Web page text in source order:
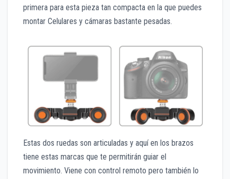
primera para esta pieza tan compacta en la que puedes
montar Celulares y cámaras bastante pesadas.
Estas dos ruedas son articuladas y aquí en los brazos
tiene estas marcas que te permitirán guiar el
movimiento. Viene con control remoto pero también lo